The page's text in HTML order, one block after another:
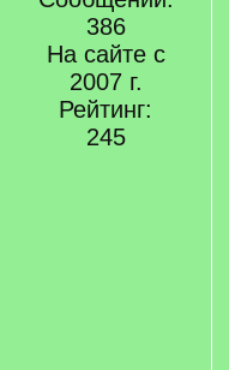
386
На сайте с
2007 г.
Рейтинг:
245